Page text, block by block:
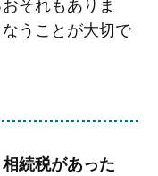
うことが大切で
続税があった